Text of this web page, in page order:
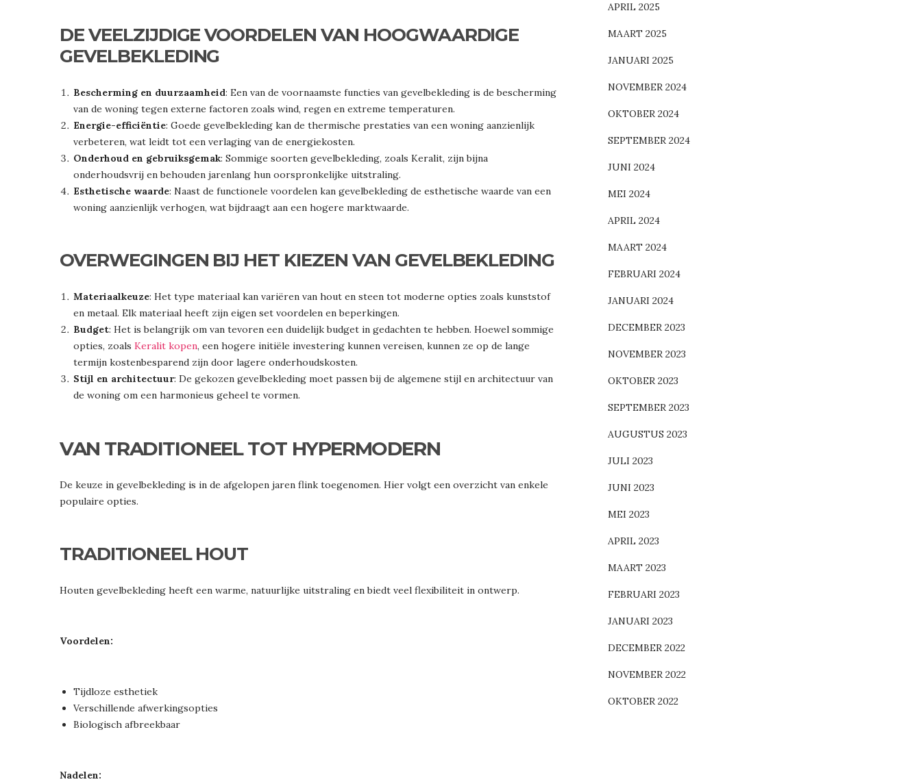
DE VEELZIJDIGE VOORDELEN VAN HOOGWAARDIGE
GEVELBEKLEDING
Bescherming en duurzaamheid: Een van de voornaamste functies van gevelbekleding is de bescherming
van de woning tegen externe factoren zoals wind, regen en extreme temperaturen.
Energie-efficiëntie: Goede gevelbekleding kan de thermische prestaties van een woning aanzienlijk
verbeteren, wat leidt tot een verlaging van de energiekosten.
Onderhoud en gebruiksgemak: Sommige soorten gevelbekleding, zoals Keralit, zijn bijna
onderhoudsvrij en behouden jarenlang hun oorspronkelijke uitstraling.
Esthetische waarde: Naast de functionele voordelen kan gevelbekleding de esthetische waarde van een
woning aanzienlijk verhogen, wat bijdraagt aan een hogere marktwaarde.
OVERWEGINGEN BIJ HET KIEZEN VAN GEVELBEKLEDING
Materiaalkeuze: Het type materiaal kan variëren van hout en steen tot moderne opties zoals kunststof
en metaal. Elk materiaal heeft zijn eigen set voordelen en beperkingen.
Budget: Het is belangrijk om van tevoren een duidelijk budget in gedachten te hebben. Hoewel sommige
opties, zoals Keralit kopen, een hogere initiële investering kunnen vereisen, kunnen ze op de lange
termijn kostenbesparend zijn door lagere onderhoudskosten.
Stijl en architectuur: De gekozen gevelbekleding moet passen bij de algemene stijl en architectuur van
de woning om een harmonieus geheel te vormen.
VAN TRADITIONEEL TOT HYPERMODERN
De keuze in gevelbekleding is in de afgelopen jaren flink toegenomen. Hier volgt een overzicht van enkele
populaire opties.
TRADITIONEEL HOUT
Houten gevelbekleding heeft een warme, natuurlijke uitstraling en biedt veel flexibiliteit in ontwerp.
Voordelen:
Tijdloze esthetiek
Verschillende afwerkingsopties
Biologisch afbreekbaar
Nadelen:
APRIL 2025
MAART 2025
JANUARI 2025
NOVEMBER 2024
OKTOBER 2024
SEPTEMBER 2024
JUNI 2024
MEI 2024
APRIL 2024
MAART 2024
FEBRUARI 2024
JANUARI 2024
DECEMBER 2023
NOVEMBER 2023
OKTOBER 2023
SEPTEMBER 2023
AUGUSTUS 2023
JULI 2023
JUNI 2023
MEI 2023
APRIL 2023
MAART 2023
FEBRUARI 2023
JANUARI 2023
DECEMBER 2022
NOVEMBER 2022
OKTOBER 2022